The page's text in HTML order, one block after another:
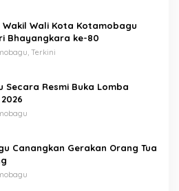
Wali Kota Kotamobagu
Bhayangkara ke-80
Terkini
Secara Resmi Buka Lomba
Canangkan Gerakan Orang Tua